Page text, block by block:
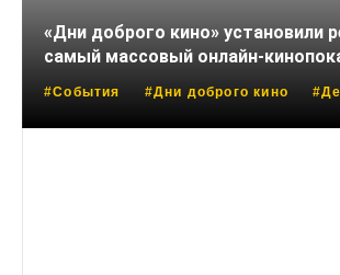
«Дни доброго кино» установили
самый массовый онлайн-
#События #Дни доброго кино